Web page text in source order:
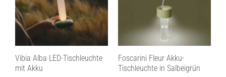
Vibia Alba LED-Tischleuchte
mit Akku
Foscarini Fleur Akku-
Tischleuchte in Salbeigrün